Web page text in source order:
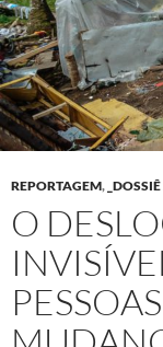
REPORTAGEM,
O